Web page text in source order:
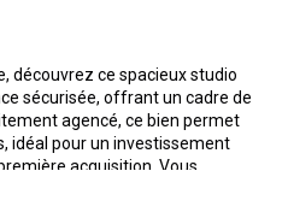
découvrez ce spacieux studio
sécurisée, offrant un cadre de
agencé, ce bien permet
idéal pour un investissement
acquisition. Vous